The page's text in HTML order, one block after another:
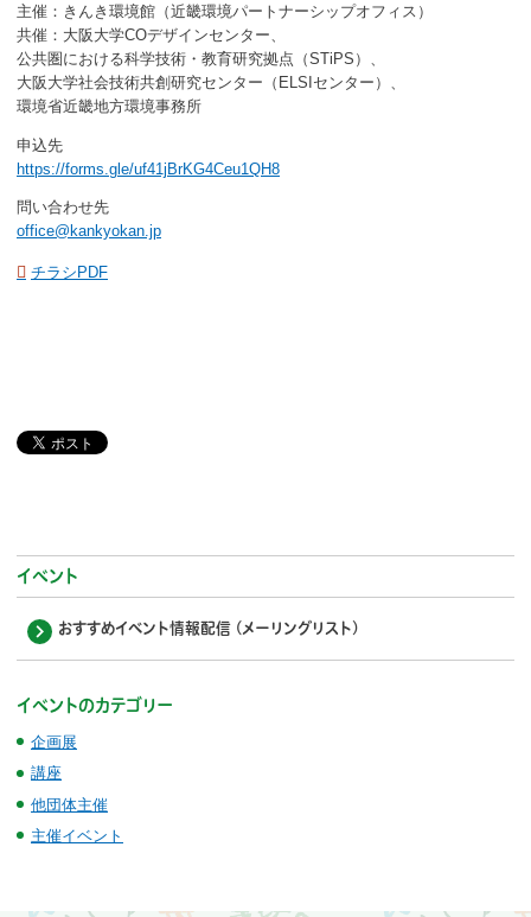
主催：きんき環境館（近畿環境パートナーシップオフィス）
共催：大阪大学COデザインセンター、
公共圏における科学技術・教育研究拠点（STiPS）、
大阪大学社会技術共創研究センター（ELSIセンター）、
環境省近畿地方環境事務所
申込先
https://forms.gle/uf41jBrKG4Ceu1QH8
問い合わせ先
office@kankyokan.jp
チラシPDF
イベント
おすすめイベント情報配信 (メーリングリスト)
イベントのカテゴリー
企画展
講座
他団体主催
主催イベント